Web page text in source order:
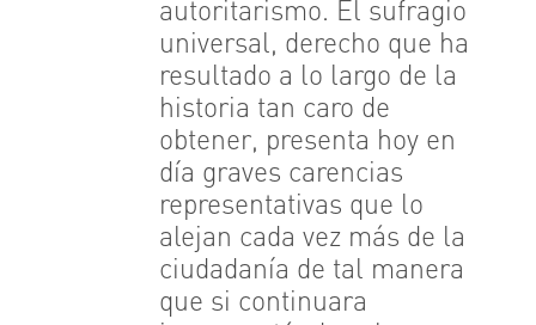
autoritarismo. El sufragio
universal, derecho que ha
resultado a lo largo de la
historia tan caro de
obtener, presenta hoy en
día graves carencias
representativas que lo
alejan cada vez más de la
ciudadanía de tal manera
que si continuara